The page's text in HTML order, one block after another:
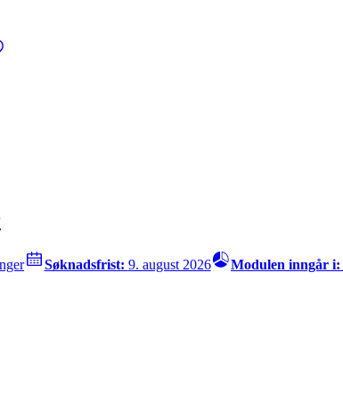
Søknadsfrist: 9. august 2026 Modulen inngår i: